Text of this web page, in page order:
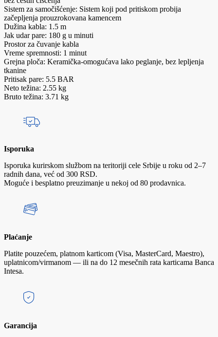
Sistem za samočišćenje: Sistem koji pod pritiskom probija
začepljenja prouzrokovana kamencem
Dužina kabla: 1.5 m
Jak udar pare: 180 g u minuti
Prostor za čuvanje kabla
Vreme spremnosti: 1 minut
Grejna ploča: Keramička-omogućava lako peglanje, bez lepljenja
tkanine
Pritisak pare: 5.5 BAR
Neto težina: 2.55 kg
Bruto težina: 3.71 kg
Isporuka
Isporuka kurirskom službom na teritoriji cele Srbije u roku od 2–7
radnih dana, već od 300 RSD.
Moguće i besplatno preuzimanje u nekoj od 80 prodavnica.
Plaćanje
Platite pouzećem, platnom karticom (Visa, MasterCard, Maestro),
uplatnicom/virmanom — ili na do 12 mesečnih rata karticama Banca
Intesa.
Garancija